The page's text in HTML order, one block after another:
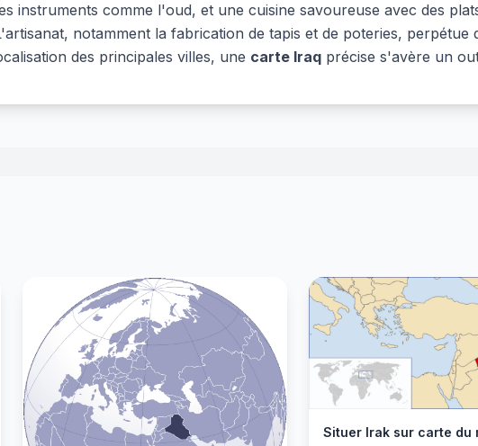
instruments comme l'oud, et une cuisine savoureuse avec des
notamment la fabrication de tapis et de poteries,
des principales villes, une carte Iraq précise s'avère un
Situer Irak sur carte du